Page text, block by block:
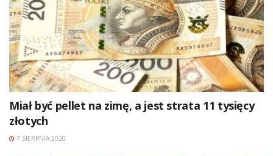
Miał być pellet na zimę, a jest strata 11 tysięcy
złotych
7 SIERPNIA 2026